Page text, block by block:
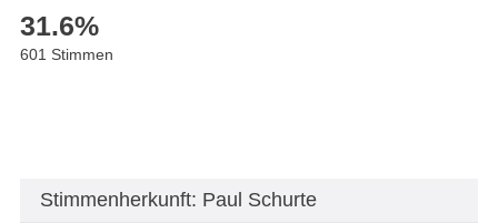
31.6%
601 Stimmen
Stimmenherkunft: Paul Schurte